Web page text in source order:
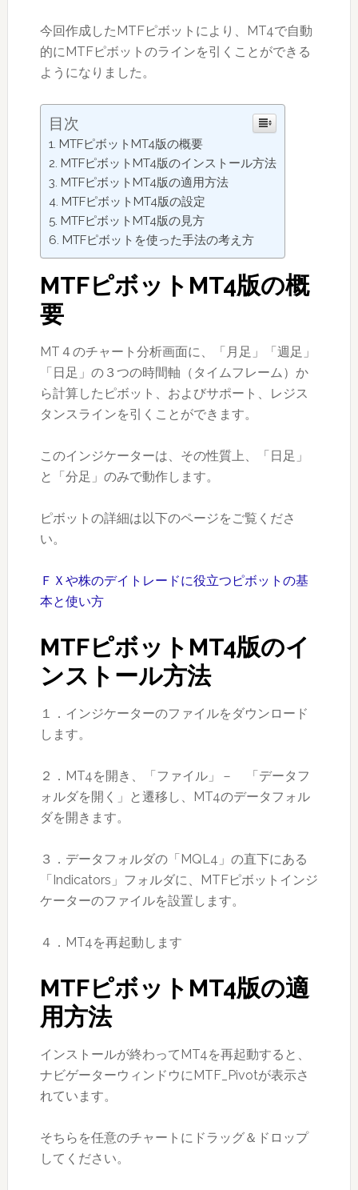
今回作成したMTFピボットにより、MT4で自動
的にMTFピボットのラインを引くことができる
ようになりました。
目次
MTFピボットMT4版の概要
MTFピボットMT4版のインストール方法
MTFピボットMT4版の適用方法
MTFピボットMT4版の設定
MTFピボットMT4版の見方
MTFピボットを使った手法の考え方
MTFピボットMT4版の概
要
MT４のチャート分析画面に、「月足」「週足」
「日足」の３つの時間軸（タイムフレーム）か
ら計算したピボット、およびサポート、レジス
タンスラインを引くことができます。
このインジケーターは、その性質上、「日足」
と「分足」のみで動作します。
ピボットの詳細は以下のページをご覧くださ
い。
ＦＸや株のデイトレードに役立つピボットの基
本と使い方
MTFピボットMT4版のイ
ンストール方法
１．インジケーターのファイルをダウンロード
します。
２．MT4を開き、「ファイル」－ 「データフ
ォルダを開く」と遷移し、MT4のデータフォル
ダを開きます。
３．データフォルダの「MQL4」の直下にある
「Indicators」フォルダに、MTFピボットインジ
ケーターのファイルを設置します。
４．MT4を再起動します
MTFピボットMT4版の適
用方法
インストールが終わってMT4を再起動すると、
ナビゲーターウィンドウにMTF_Pivotが表示さ
れています。
そちらを任意のチャートにドラッグ＆ドロップ
してください。